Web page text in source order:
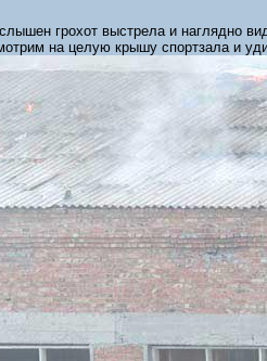
грохот выстрела и наглядно
на целую крышу спортзала и